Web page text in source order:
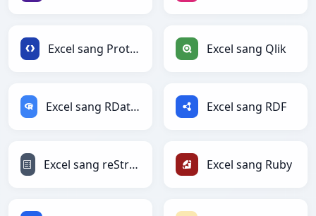
Excel sang Protobuf Excel sang Qlik
Excel sang RDataFrame Excel sang RDF
Excel sang reStructuredText Excel sang Ruby